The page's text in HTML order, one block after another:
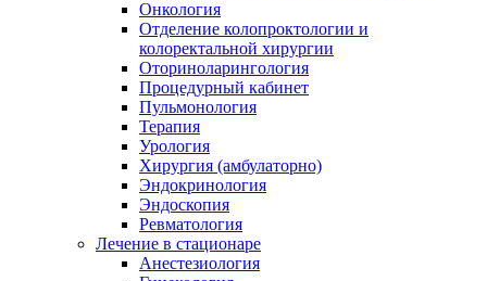
Онкология
Отделение колопроктологии и
колоректальной хирургии
Оториноларингология
Процедурный кабинет
Пульмонология
Терапия
Урология
Хирургия (амбулаторно)
Эндокринология
Эндоскопия
Ревматология
Лечение в стационаре
Анестезиология